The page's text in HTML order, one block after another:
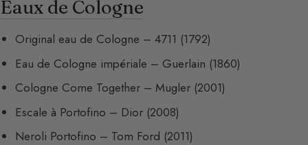
Eaux de Cologne
Original eau de Cologne – 4711 (1792)
Eau de Cologne impériale – Guerlain (1860)
Cologne Come Together – Mugler (2001)
Escale à Portofino – Dior (2008)
Neroli Portofino – Tom Ford (2011)